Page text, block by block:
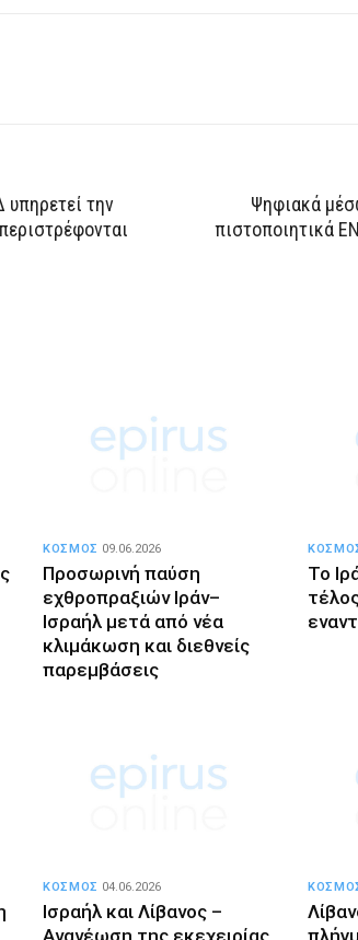
υπηρετεί την
Ψηφιακά
πιστοποιητικά
Προσωρινή παύση
εχθροπραξιών Ιράν–
Ισραήλ μετά από νέα
κλιμάκωση και διεθνείς
παρεμβάσεις
ΚΟΣΜΟΣ 09.06.2026
Το
Ισραήλ και Λίβανος –
ΚΟΣΜΟΣ 04.06.2026